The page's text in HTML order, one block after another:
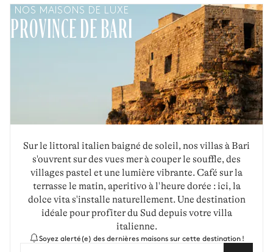
NOS MAISONS DE LUXE
PROVINCE DE BARI
Sur le littoral italien baigné de soleil, nos villas à Bari
s'ouvrent sur des vues mer à couper le souffle, des
villages pastel et une lumière vibrante. Café sur la
terrasse le matin, aperitivo à l'heure dorée : ici, la
dolce vita s'installe naturellement. Une destination
idéale pour profiter du Sud depuis votre villa
italienne.
Soyez alerté(e) des dernières maisons sur cette destination !